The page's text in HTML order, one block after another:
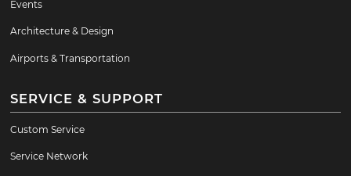
Events
Architecture & Design
Airports & Transportation
SERVICE & SUPPORT
Custom Service
Service Network